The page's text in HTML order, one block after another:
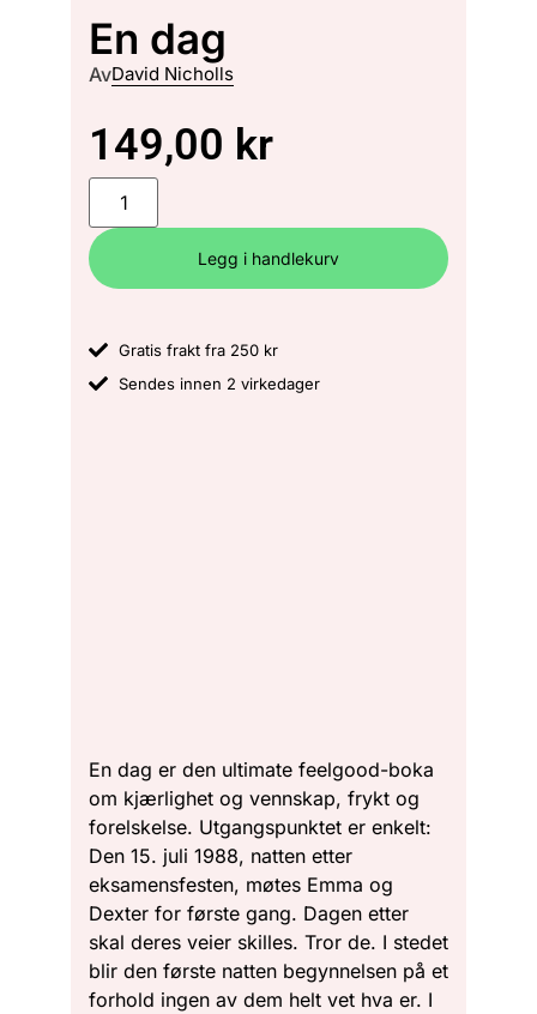
En dag
AvDavid Nicholls
149,00 kr
Legg i handlekurv
Gratis frakt fra 250 kr
Sendes innen 2 virkedager
En dag er den ultimate feelgood-boka
om kjærlighet og vennskap, frykt og
forelskelse. Utgangspunktet er enkelt:
Den 15. juli 1988, natten etter
eksamensfesten, møtes Emma og
Dexter for første gang. Dagen etter
skal deres veier skilles. Tror de. I stedet
blir den første natten begynnelsen på et
forhold ingen av dem helt vet hva er. I